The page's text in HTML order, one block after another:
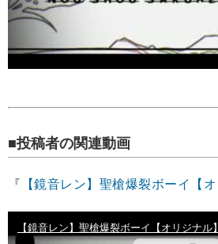
■投稿者の関連動画
『 【鏡音レン】聖槍爆裂ボーイ【オ